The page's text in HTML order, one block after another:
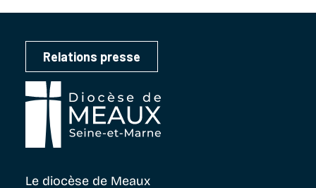
Relations presse
Le diocèse de Meaux